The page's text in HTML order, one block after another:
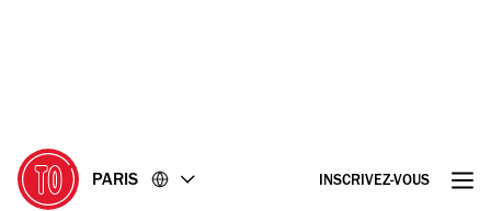
PARIS INSCRIVEZ-VOUS